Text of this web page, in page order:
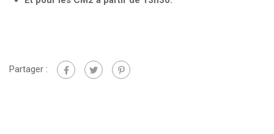
Partager :